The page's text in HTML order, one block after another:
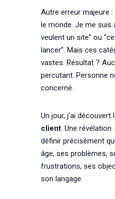
Autre erreur majeure
le monde. Je me suis
veulent un site” ou
lancer”. Mais ces
vastes. Résultat ?
percutant. Personne
concerné.
Un jour, j’ai découvert
client. Une
définir précisément
âge, ses problèmes,
frustrations, ses
son langage.